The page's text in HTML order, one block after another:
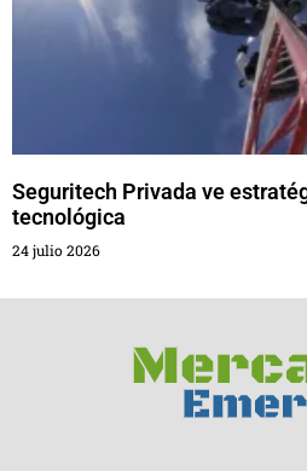
Seguritech Privada ve
tecnológica
24 julio 2026